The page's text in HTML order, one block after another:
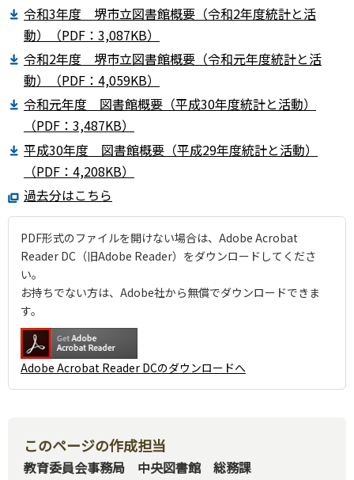
令和3年度 堺市立図書館概要（令和2年度統計と活
動）（PDF：3,087KB）
令和2年度 堺市立図書館概要（令和元年度統計と活
動）（PDF：4,059KB）
令和元年度 図書館概要（平成30年度統計と活動）
（PDF：3,487KB）
平成30年度 図書館概要（平成29年度統計と活動）
（PDF：4,208KB）
過去分はこちら
PDF形式のファイルを開けない場合は、Adobe Acrobat
Reader DC（旧Adobe Reader）をダウンロードしてくださ
い。
お持ちでない方は、Adobe社から無償でダウンロードできま
す。
Adobe Acrobat Reader DCのダウンロードへ
このページの作成担当
教育委員会事務局 中央図書館 総務課